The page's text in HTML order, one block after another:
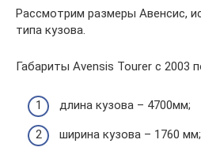
Рассмотрим размеры Авенсис,
типа кузова.
Габариты Avensis Tourer с 2003
длина кузова – 4700мм;
ширина кузова – 1760 мм;